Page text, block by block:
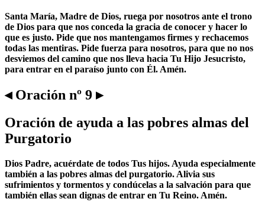
Santa María, Madre de Dios, ruega por nosotros ante el trono
de Dios para que nos conceda la gracia de conocer y hacer lo
que es justo. Pide que nos mantengamos firmes y rechacemos
todas las mentiras. Pide fuerza para nosotros, para que no nos
desviemos del camino que nos lleva hacia Tu Hijo Jesucristo,
para entrar en el paraíso junto con Él. Amén.
◂ Oración nº 9 ▸
Oración de ayuda a las pobres almas del
Purgatorio
Dios Padre, acuérdate de todos Tus hijos. Ayuda especialmente
también a las pobres almas del purgatorio. Alivia sus
sufrimientos y tormentos y condúcelas a la salvación para que
también ellas sean dignas de entrar en Tu Reino. Amén.